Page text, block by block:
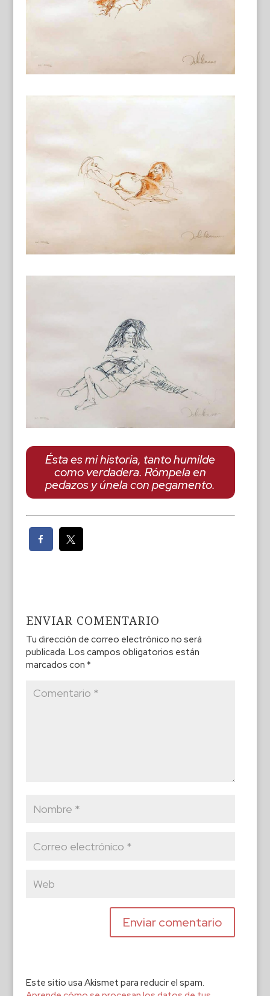
Ésta es mi historia, tanto humilde
como verdadera. Rómpela en
pedazos y únela con pegamento.
ENVIAR COMENTARIO
Tu dirección de correo electrónico no será
publicada. Los campos obligatorios están
marcados con *
Este sitio usa Akismet para reducir el spam.